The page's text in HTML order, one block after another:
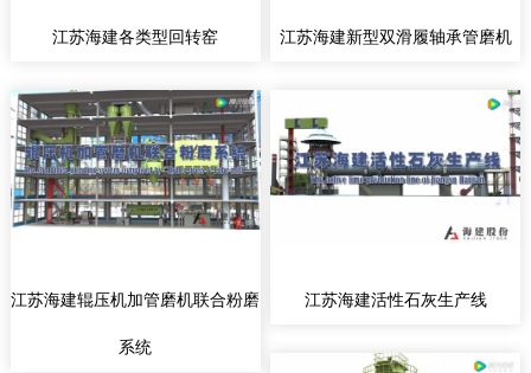
江苏海建各类型回转窑 江苏海建新型双滑履轴承管磨机
江苏海建辊压机加管磨机联合粉磨
系统
江苏海建活性石灰生产线